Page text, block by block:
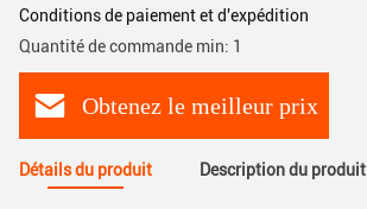
Conditions de paiement et d'expédition
Quantité de commande min: 1
Obtenez le meilleur prix
Détails du produit Description du produit